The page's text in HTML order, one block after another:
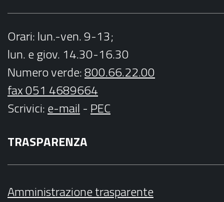
Orari: lun.-ven. 9-13;
lun. e giov. 14.30-16.30
Numero verde:800.66.22.00
fax 051 4689664
Scrivici:e-mail - PEC
TRASPARENZA
Amministrazione trasparente